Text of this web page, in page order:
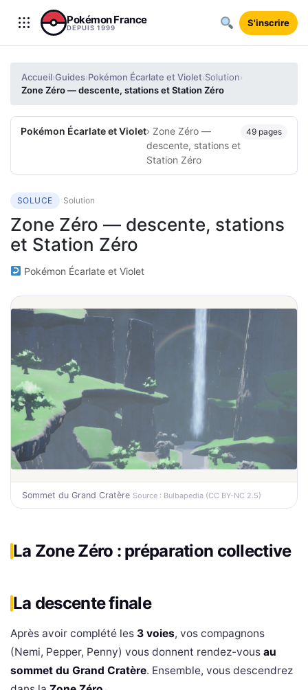
Aller au contenu
Pokémon France
DEPUIS 1999 S'inscrire
Accueil›Guides›Pokémon Écarlate et Violet›Solution›
Zone Zéro — descente, stations et Station Zéro
Pokémon Écarlate et Violet› Zone Zéro —
descente, stations et
Station Zéro
49 pages
SOLUCE Solution
Zone Zéro — descente, stations
et Station Zéro
Pokémon Écarlate et Violet
Sommet du Grand Cratère Source : Bulbapedia (CC BY-NC 2.5)
La Zone Zéro : préparation collective
La descente finale
Après avoir complété les 3 voies, vos compagnons
(Nemi, Pepper, Penny) vous donnent rendez-vous au
sommet du Grand Cratère. Ensemble, vous descendrez